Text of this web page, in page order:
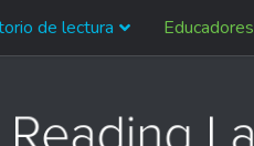
de lectura Educadores